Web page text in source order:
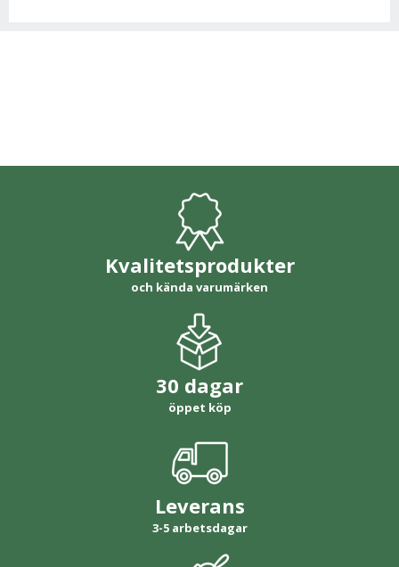
Kvalitetsprodukter
och kända varumärken
30 dagar
öppet köp
Leverans
3-5 arbetsdagar